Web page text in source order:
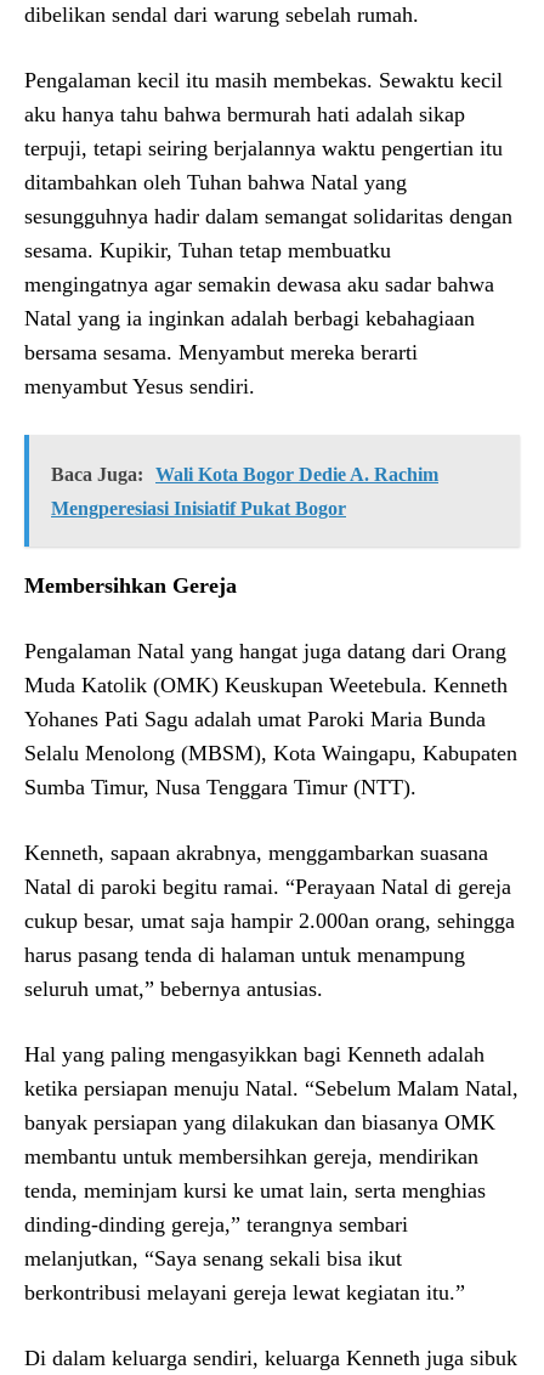
dibelikan sendal dari warung sebelah rumah.
Pengalaman kecil itu masih membekas. Sewaktu kecil
aku hanya tahu bahwa bermurah hati adalah sikap
terpuji, tetapi seiring berjalannya waktu pengertian itu
ditambahkan oleh Tuhan bahwa Natal yang
sesungguhnya hadir dalam semangat solidaritas dengan
sesama. Kupikir, Tuhan tetap membuatku
mengingatnya agar semakin dewasa aku sadar bahwa
Natal yang ia inginkan adalah berbagi kebahagiaan
bersama sesama. Menyambut mereka berarti
menyambut Yesus sendiri.
Baca Juga:
Wali Kota Bogor Dedie A. Rachim
Mengperesiasi Inisiatif Pukat Bogor
Membersihkan Gereja
Pengalaman Natal yang hangat juga datang dari Orang
Muda Katolik (OMK) Keuskupan Weetebula. Kenneth
Yohanes Pati Sagu adalah umat Paroki Maria Bunda
Selalu Menolong (MBSM), Kota Waingapu, Kabupaten
Sumba Timur, Nusa Tenggara Timur (NTT).
Kenneth, sapaan akrabnya, menggambarkan suasana
Natal di paroki begitu ramai. “Perayaan Natal di gereja
cukup besar, umat saja hampir 2.000an orang, sehingga
harus pasang tenda di halaman untuk menampung
seluruh umat,” bebernya antusias.
Hal yang paling mengasyikkan bagi Kenneth adalah
ketika persiapan menuju Natal. “Sebelum Malam Natal,
banyak persiapan yang dilakukan dan biasanya OMK
membantu untuk membersihkan gereja, mendirikan
tenda, meminjam kursi ke umat lain, serta menghias
dinding-dinding gereja,” terangnya sembari
melanjutkan, “Saya senang sekali bisa ikut
berkontribusi melayani gereja lewat kegiatan itu.”
Di dalam keluarga sendiri, keluarga Kenneth juga sibuk